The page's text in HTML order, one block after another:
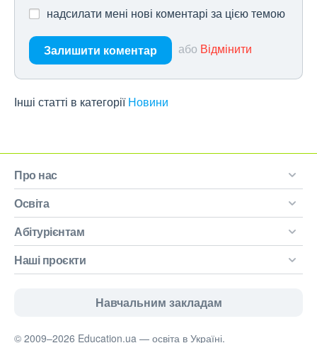
надсилати мені нові коментарі за цією темою
Залишити коментар або Відмінити
Інші статті в категорії Новини
Про нас
Освіта
Абітурієнтам
Наші проєкти
Навчальним закладам
© 2009–2026 Education.ua — освіта в Україні.